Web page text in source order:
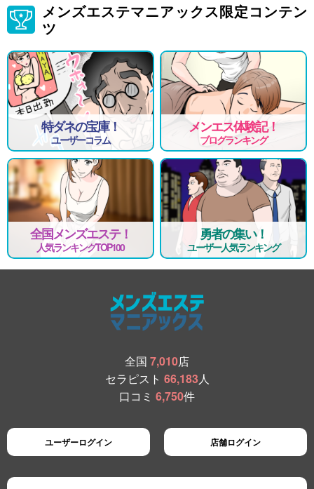
メンズエステマニアックス限定コンテン
ツ
特ダネの宝庫！
ユーザーコラム
メンエス体験記！
ブログランキング
全国メンズエステ！
人気ランキングTOP100
勇者の集い！
ユーザー人気ランキング
全国 7,010店
セラピスト 66,183人
口コミ 6,750件
ユーザーログイン 店舗ログイン